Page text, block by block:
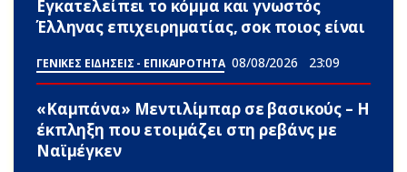
Εγκατελείπει το κόμμα και γνωστός
Έλληνας επιχειρηματίας, σoκ ποιος είναι
ΓΕΝΙΚΕΣ ΕΙΔΗΣΕΙΣ - ΕΠΙΚΑΙΡΟΤΗΤΑ 08/08/2026 23:09
«Καμπάνα» Μεντιλίμπαρ σε βασικούς – Η
έκπληξη που ετοιμάζει στη ρεβάνς με
Ναϊμέγκεν